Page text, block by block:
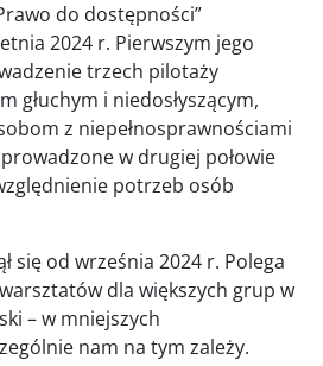
do dostępności”
2024 r. Pierwszym jego
trzech pilotaży
głuchym i niedosłyszącym,
z niepełnosprawnościami
w drugiej połowie
potrzeb osób
się od września 2024 r. Polega
dla większych grup w
– w mniejszych
nam na tym zależy.